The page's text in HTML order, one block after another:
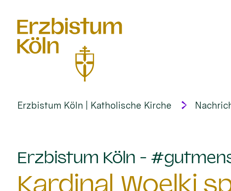
Erzbistum Köln | Katholische Kirche
Erzbistum Köln -
Kardinal Woelki